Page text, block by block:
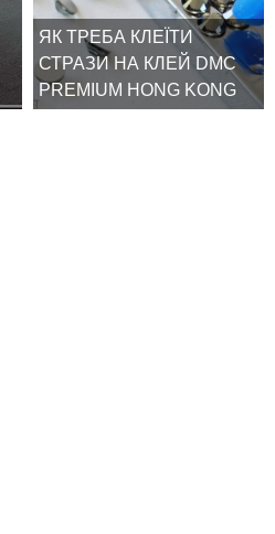
ЯК ТРЕБА КЛЕЇТИ
СТРАЗИ НА КЛЕЙ DMC
PREMIUM HONG KONG